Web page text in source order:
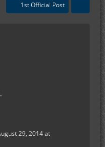
1st Official Post
29, 2014 at